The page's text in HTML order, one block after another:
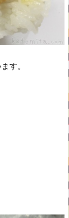
す。